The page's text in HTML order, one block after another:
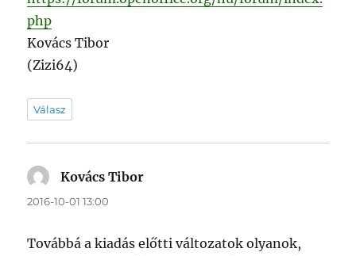
php
Kovács Tibor
(Zizi64)
Válasz
Kovács Tibor
2016-10-01 13:00
Továbbá a kiadás előtti változatok olyanok,